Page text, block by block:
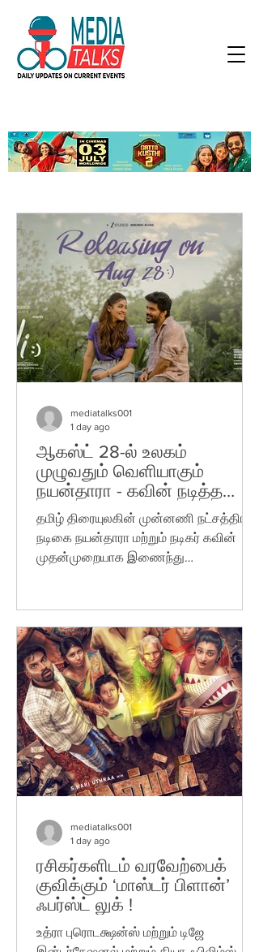
ஆகஸ்ட் 28-ல் உலகம்
முழுவதும் வெளியாகும்
நயன்தாரா - கவின் நடித்த
‘ஹாய்’
தமிழ் திரையுலகின் முன்னணி நட்சத்திர
நடிகை நயன்தாரா மற்றும் நடிகர் கவின்
முதன்முறையாக இணைந்து
அறிமுக இயக்குநர் விஷ்ணு எடவன்
இயக்கத்தில் உருவாகியுள்ள இந்த
திரைப்படத்தில் நயன்தாரா, கவின், கே.
பாக்யராஜ், பிரபு, ராதிகா சரத்குமார், விடிவி
கணேஷ், சத்யன், ‘ஆதித்யா’ கதிர், குரேஷி
உள்ளிட்ட பலர் முக்கிய கதாபாத்திரங்களில்
நடித்துள்ளனர். ராஜேஷ் சுக்லா ஒளிப்பதிவு
செய்துள்ள இப்படத்திற்கு
mediatalks001
1 day ago
ரசிகர்களிடம் வரவேற்பைக்
குவிக்கும் ‘மாஸ்டர் பிளான்’
ஃபர்ஸ்ட் லுக் !
உத்ரா புரொடக்ஷன்ஸ் மற்றும் டிஜே
mediatalks001
1 day ago